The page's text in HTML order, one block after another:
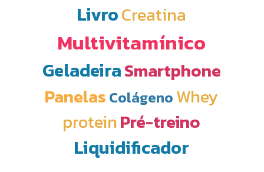
LivroCreatina
Multivitamínico
GeladeiraSmartphone
Panelas Colágeno Whey
proteinPré-treino
Liquidificador